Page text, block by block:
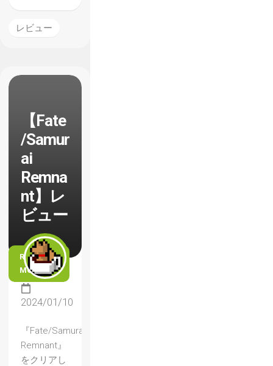
レビュー
【Fate
/Samur
ai
Remna
nt】レ
ビュー
READ
MORE
2024/01/10
『Fate/Samurai
Remnant』
をクリアし